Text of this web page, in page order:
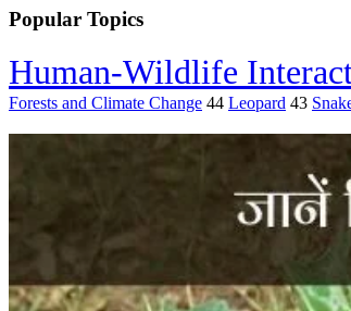
Popular Topics
Human-Wildlife
Forests and Climate Change 44 Leopard 43